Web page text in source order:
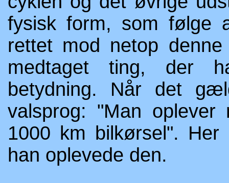
fysisk form, som følge
rettet mod netop
medtaget ting, der
betydning. Når det
valsprog: "Man
1000 km bilkørsel".
han oplevede den.